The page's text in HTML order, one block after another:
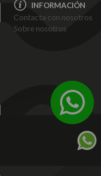
INFORMACIÓN
Contacta con nosotros
Sobre nosotros